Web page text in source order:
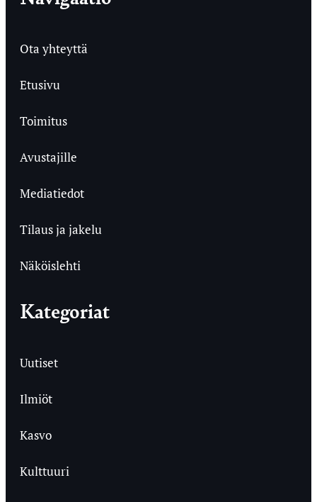
Ota yhteyttä
Etusivu
Toimitus
Avustajille
Mediatiedot
Tilaus ja jakelu
Näköislehti
Kategoriat
Uutiset
Ilmiöt
Kasvo
Kulttuuri